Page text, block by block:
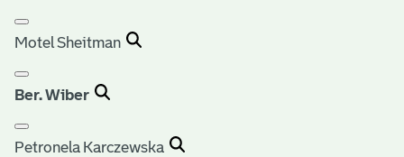
Motel Sheitman
Ber. Wiber
Petronela Karczewska